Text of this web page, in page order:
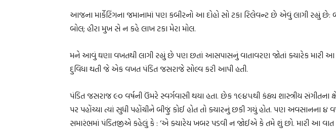
આજના માર્કેટિંગના જમાનામાં પણ કબીરનો આ દોહો સો ટકા રિલેવન્ટ છે એવું લાગી રહ્યું
બોલ; હીરા મુખ સે ન કહે લાખ ટકા મેરા મોલ.
મને આવું ઘણા વખતથી લાગી રહ્યું છે પણ છતાં આસપાસનું વાતાવરણ જોતાં ક્યારેક મારી આ
દુવિધા થતી જે એક વખત પંડિત જસરાજે સોલ્વ કરી આપી હતી.
પંડિત જસરાજ ૯૦ વર્ષની ઉંમરે સ્વર્ગવાસી થયા હતા. છેક ૧૯૪૫થી કંઠ્ય શાસ્ત્રીય સંગીતના
પર પહોંચ્યા ત્યાં સુધી પહોંચીને બીજું કોઈ હોત તો ક્યારનું છકી ગયું હોત. પણ અવસાનના ૪
સમારંભમાં પંડિતજીએ કહેલું કે : ‘એ ક્યારેય ખબર પડવી ન જોઈએ કે તમે શું છો. મારી આ